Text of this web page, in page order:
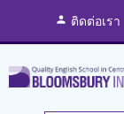
ติดต่อเรา